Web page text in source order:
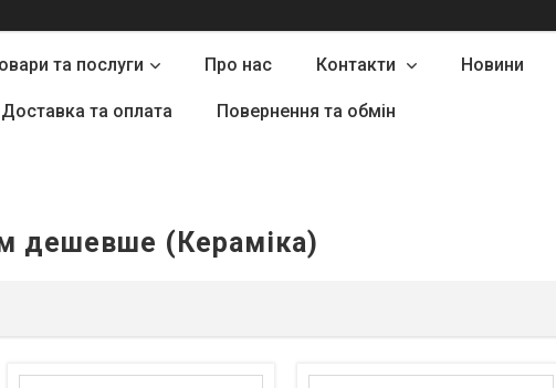
та послуги Про нас Контакти Новини
Доставка та оплата Повернення та обмін
дешевше (Кераміка)